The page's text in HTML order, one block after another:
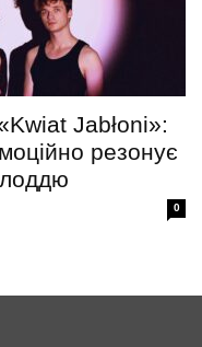
Jabłoni»:
резонує
0